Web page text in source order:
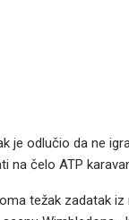
je odlučio da ne
na čelo ATP
težak zadatak